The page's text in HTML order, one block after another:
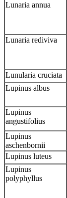
Lunaria annua
Lunaria rediviva
Lunularia cruciata
Lupinus albus
Lupinus
angustifolius
Lupinus
aschenbornii
Lupinus luteus
Lupinus
polyphyllus